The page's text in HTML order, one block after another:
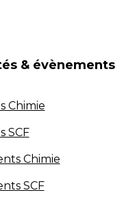
& évènements
Chimie
SCF
Chimie
SCF